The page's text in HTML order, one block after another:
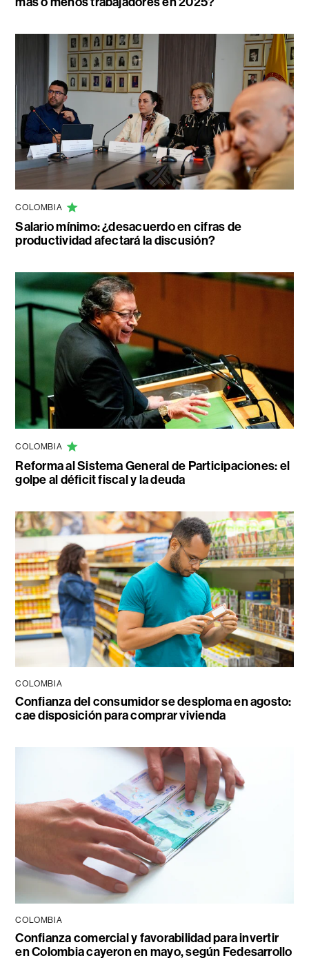
COLOMBIA
Salario mínimo: ¿desacuerdo en cifras de
productividad afectará la discusión?
COLOMBIA
Reforma al Sistema General de Participaciones: el
golpe al déficit fiscal y la deuda
COLOMBIA
Confianza del consumidor se desploma en agosto:
cae disposición para comprar vivienda
COLOMBIA
Confianza comercial y favorabilidad para invertir
en Colombia cayeron en mayo, según Fedesarrollo